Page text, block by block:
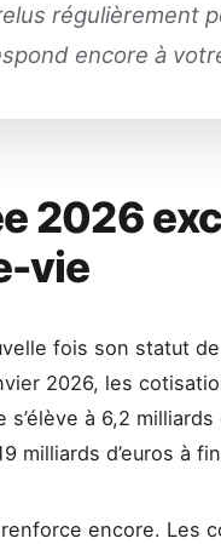
régulièrement
encore à
2026
vie
fois son statut
2026, les
à 6,2
milliards d’euros à
encore. Les